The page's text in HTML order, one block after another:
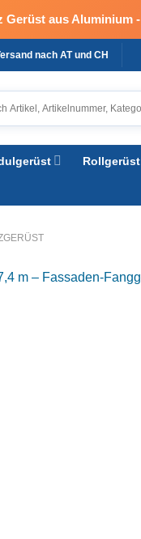
Gerüst aus Aluminium -
nach AT und CH
Rollgerüst